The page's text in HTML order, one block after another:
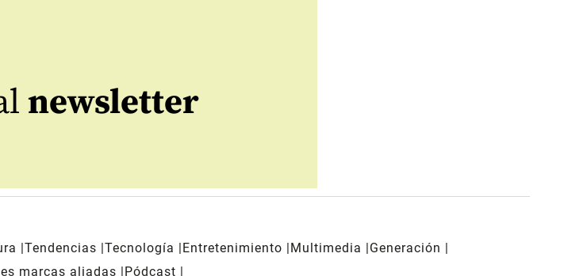
newsletter
Tendencias Tecnología Entretenimiento Multimedia
Generación
marcas aliadas
Pódcast